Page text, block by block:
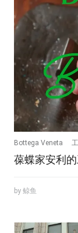
Bottega Veneta
葆蝶家安利
by 鲸鱼